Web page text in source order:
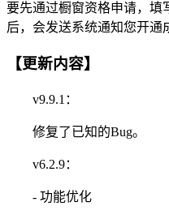
要先通过橱窗资格申请，填
后，会发送系统通知您开通
【更新内容】
v9.9.1：
修复了已知的Bug。
v6.2.9：
- 功能优化